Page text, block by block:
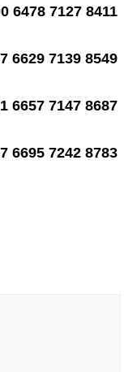
6478 7127 8411
6629 7139 8549
6657 7147 8687
6695 7242 8783